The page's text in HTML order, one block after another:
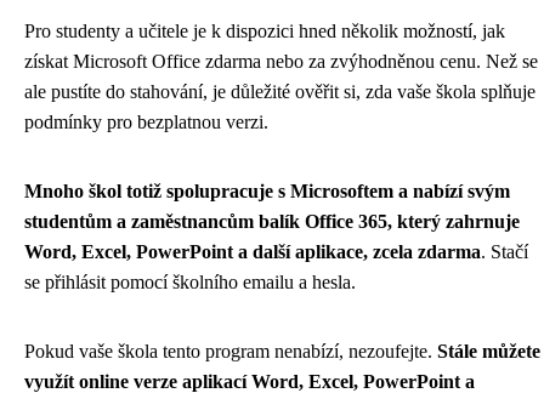
Pro studenty a učitele je k dispozici hned několik možností, jak
získat Microsoft Office zdarma nebo za zvýhodněnou cenu. Než se
ale pustíte do stahování, je důležité ověřit si, zda vaše škola splňuje
podmínky pro bezplatnou verzi.
Mnoho škol totiž spolupracuje s Microsoftem a nabízí svým
studentům a zaměstnancům balík Office 365, který zahrnuje
Word, Excel, PowerPoint a další aplikace, zcela zdarma. Stačí
se přihlásit pomocí školního emailu a hesla.
Pokud vaše škola tento program nenabízí, nezoufejte. Stále můžete
využít online verze aplikací Word, Excel, PowerPoint a